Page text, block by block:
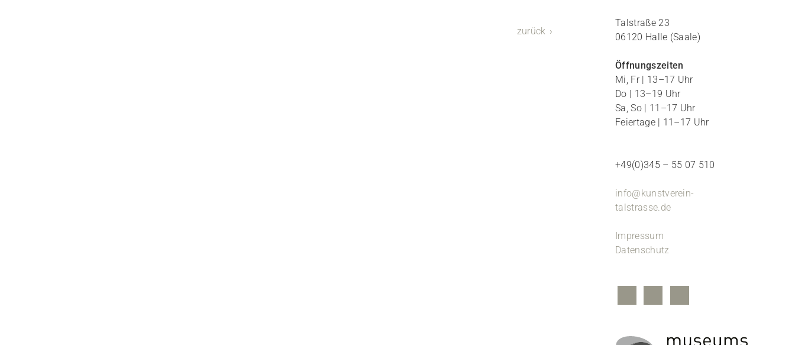
zurück
Talstraße 23
06120 Halle (Saale)
Öffnungszeiten
Mi, Fr | 13–17 Uhr
Do | 13–19 Uhr
Sa, So | 11–17 Uhr
Feiertage | 11–17 Uhr
+49(0)345 – 55 07 510
info@kunstverein-
talstrasse.de
Impressum
Datenschutz